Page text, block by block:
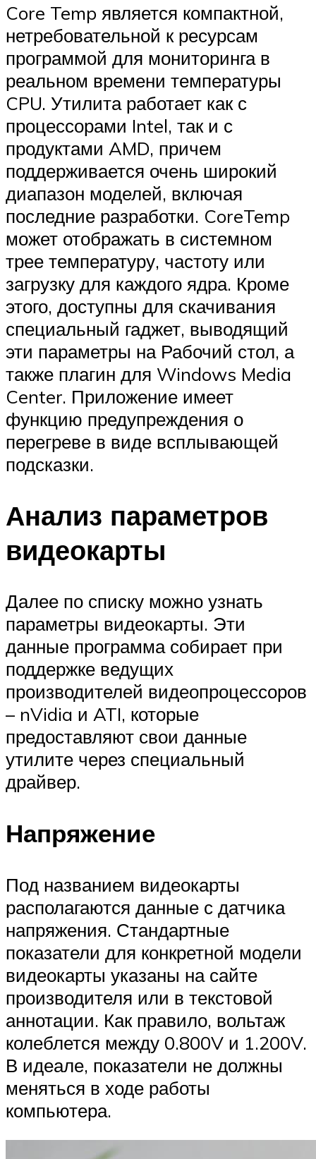
Core Temp является компактной,
нетребовательной к ресурсам
программой для мониторинга в
реальном времени температуры
CPU. Утилита работает как с
процессорами Intel, так и с
продуктами AMD, причем
поддерживается очень широкий
диапазон моделей, включая
последние разработки. CoreTemp
может отображать в системном
трее температуру, частоту или
загрузку для каждого ядра. Кроме
этого, доступны для скачивания
специальный гаджет, выводящий
эти параметры на Рабочий стол, а
также плагин для Windows Media
Center. Приложение имеет
функцию предупреждения о
перегреве в виде всплывающей
подсказки.
Анализ параметров
видеокарты
Далее по списку можно узнать
параметры видеокарты. Эти
данные программа собирает при
поддержке ведущих
производителей видеопроцессоров
– nVidia и ATI, которые
предоставляют свои данные
утилите через специальный
драйвер.
Напряжение
Под названием видеокарты
располагаются данные с датчика
напряжения. Стандартные
показатели для конкретной модели
видеокарты указаны на сайте
производителя или в текстовой
аннотации. Как правило, вольтаж
колеблется между 0.800V и 1.200V.
В идеале, показатели не должны
меняться в ходе работы
компьютера.